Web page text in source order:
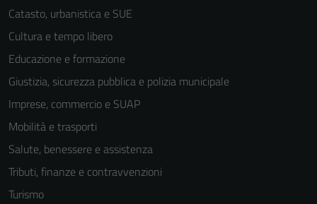
Catasto, urbanistica e SUE
Cultura e tempo libero
Educazione e formazione
Giustizia, sicurezza pubblica e polizia municipale
Imprese, commercio e SUAP
Mobilità e trasporti
Salute, benessere e assistenza
Tributi, finanze e contravvenzioni
Turismo